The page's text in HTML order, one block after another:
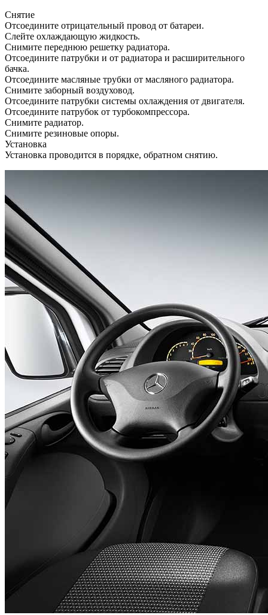
Снятие
Отсоедините отрицательный провод от батареи.
Слейте охлаждающую жидкость.
Снимите переднюю решетку радиатора.
Отсоедините патрубки и от радиатора и расширительного
бачка.
Отсоедините масляные трубки от масляного радиатора.
Снимите заборный воздуховод.
Отсоедините патрубки системы охлаждения от двигателя.
Отсоедините патрубок от турбокомпрессора.
Снимите радиатор.
Снимите резиновые опоры.
Установка
Установка проводится в порядке, обратном снятию.